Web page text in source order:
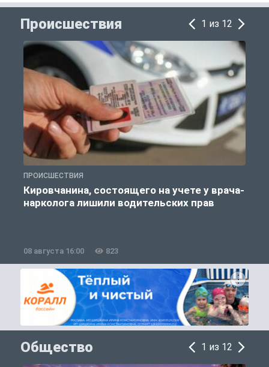
Происшествия 1 из 12
ПРОИСШЕСТВИЯ
Кировчанина, состоящего на учете у врача-
нарколога лишили водительских прав
08 августа 16:00 823
Общество 1 из 12